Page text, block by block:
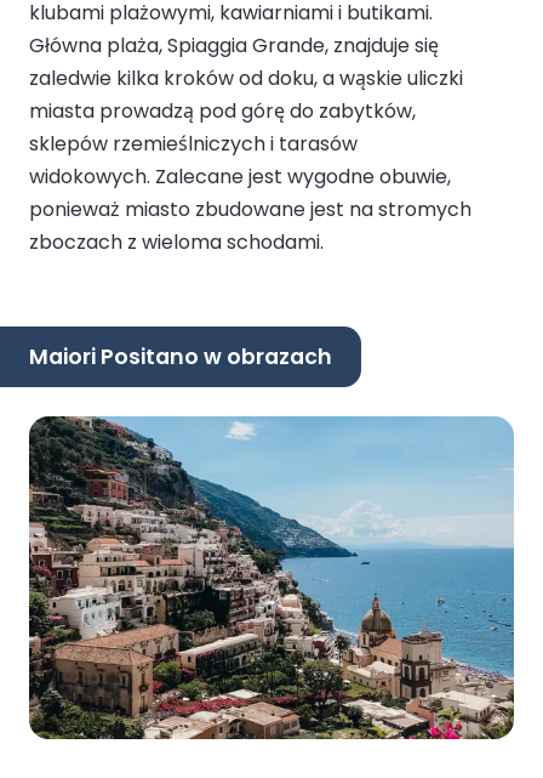
klubami plażowymi, kawiarniami i butikami.
Główna plaża, Spiaggia Grande, znajduje się
zaledwie kilka kroków od doku, a wąskie uliczki
miasta prowadzą pod górę do zabytków,
sklepów rzemieślniczych i tarasów
widokowych. Zalecane jest wygodne obuwie,
ponieważ miasto zbudowane jest na stromych
zboczach z wieloma schodami.
Maiori Positano w obrazach